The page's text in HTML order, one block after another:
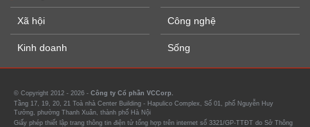
Xã hội
Kinh doanh
Công nghệ
Sống
© Copyright 2012 - 2026 - Công ty Cổ phần VCCorp.
Tầng 17, 19, 20, 21 Toà nhà Center Building - Hapulico Complex, Số 01, phố Nguyễn Huy
Tưởng, phường Thanh Xuân, thành phố Hà Nội
Giấy phép thiết lập trang thông tin điện tử tổng hợp trên internet số 3321/GP-TTĐT do Sở Thông